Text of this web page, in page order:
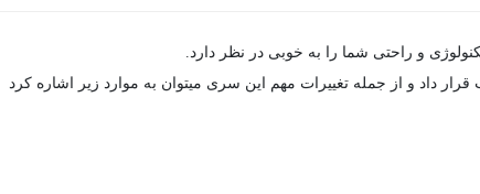
داد و از جمله تغییرات مهم این سری میتوان به موارد زیر اشاره کرد